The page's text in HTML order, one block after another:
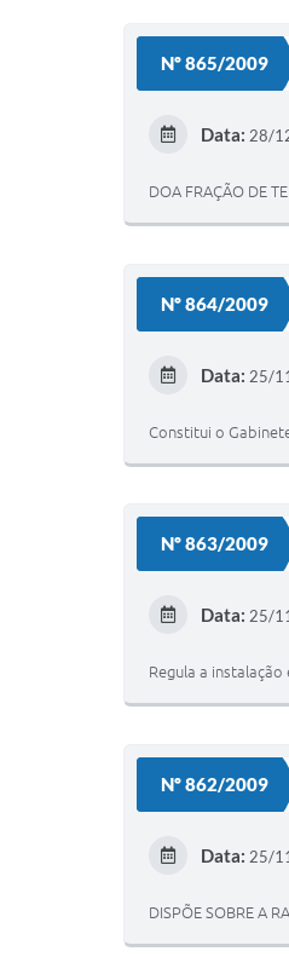
Nº 865/2009
Data: 28/
DOA FRAÇÃO DE
Nº 864/2009
Data: 25/
Constitui o
Nº 863/2009
Data: 25/
Regula a
Nº 862/2009
Data: 25/
DISPÕE SOBRE A